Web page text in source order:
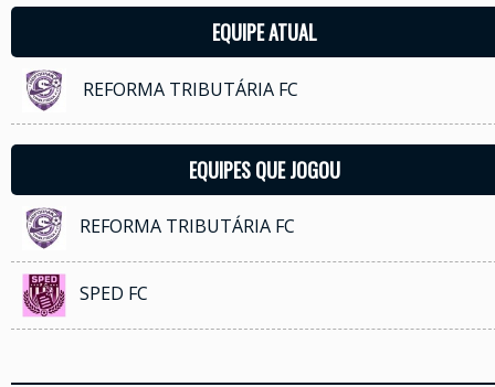
EQUIPE ATUAL
REFORMA TRIBUTÁRIA FC
EQUIPES QUE JOGOU
REFORMA TRIBUTÁRIA FC
SPED FC